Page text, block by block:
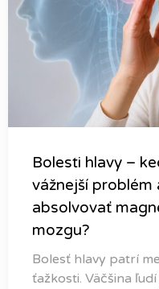
Bolesti hlavy –
vážnejší problém
absolvovať
mozgu?
Bolesť hlavy patrí
ťažkosti. Väčšina